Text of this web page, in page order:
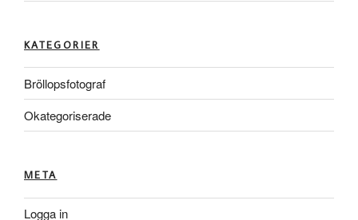
KATEGORIER
Bröllopsfotograf
Okategoriserade
META
Logga in